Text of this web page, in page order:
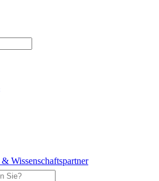
Wissenschaftspartner